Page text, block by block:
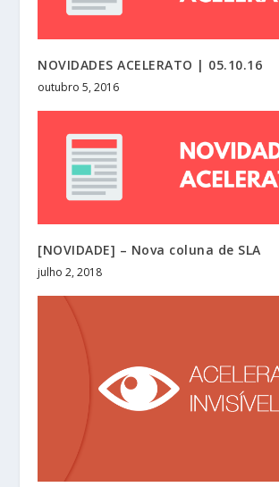
NOVIDADES ACELERATO | 05.10.16
outubro 5, 2016
[NOVIDADE] – Nova coluna de SLA
julho 2, 2018